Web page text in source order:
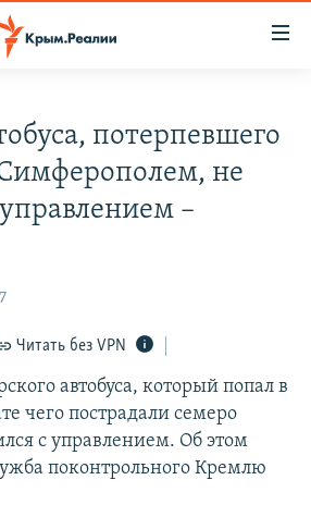
потерпевшего
не
–
Читать без VPN
автобуса, который попал в
чего пострадали семеро
с управлением. Об этом
поконтрольного Кремлю